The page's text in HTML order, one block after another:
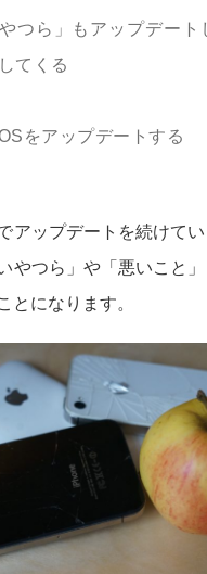
やつら」もアップデート
てくる
をアップデートする
アップデートを続けて
やつら」や「悪いこと
とになります。